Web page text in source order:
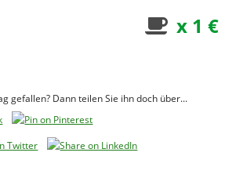
x 1 €
gefallen? Dann teilen Sie ihn doch über...